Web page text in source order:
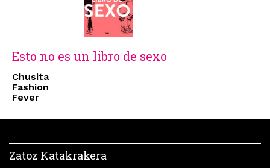
Esto no es un libro de sexo
Chusita
Fashion
Fever
Zatoz Katakrakera